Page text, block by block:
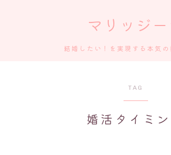
マリッジー
結婚したい！を実現する本気の
TAG
婚活タイミ